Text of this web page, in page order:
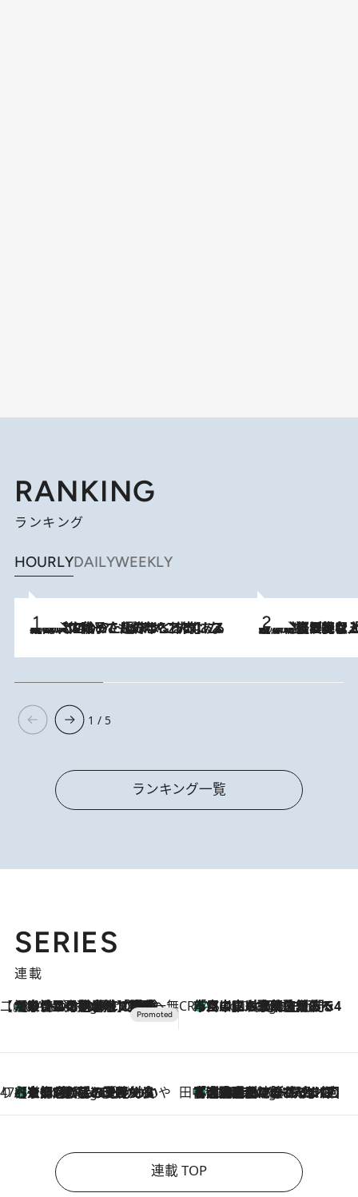
RANKING
ランキング
HOURLYDAILYWEEKLY
2026.8.5
【阿川佐和子さんの年とる力】なぜ70代で始めた趣味は“こんなに楽しい”のか？ ピアノ、俳句…スランプに陥っても続けられる“ある秘訣”とは 2026.8.5
【なぜ吉沢亮は「気配を消せる」のか？】興行収入208億の『国宝』を経て挑むミュージカル『ディア・エヴァン・ハンセン』。トップ俳優が舞台上でさらけ出した“孤独”とは
1 / 5
ランキング一覧
SERIES
連載
【CREA×星野リゾート】唯一無二。癒しと発見が待つ場所へ
2 Hours Ago
【トンボの足水浴】ヒノキの香りに包まれて涼感マックス！約13℃の湧水かけ流しを避暑地「星野温泉 トンボの湯」で体験 CREA'S CHOICE
4 Hours Ago
「立川にも歌舞伎があるんだよ」 片岡仁左衛門・市川中車ら豪華座組みで4年目の立川立飛歌舞伎へ
47都道府県の手みやげ ひんやりスイーツで夏を満喫
4 Hours Ago
【京都府】この夏絶対食べたい 冷やしておいしいおやつ3選 ひと口目から心を掴む新緑のテリーヌ 田中稲の勝手に再ブーム
9 Hours Ago
「湘南乃風に憧れて」観客大盛上がりの“タオル回し”に、ラッパー顔負けの高速歌唱まで…さだまさし（74）のアグレッシブすぎる現在地
連載 TOP